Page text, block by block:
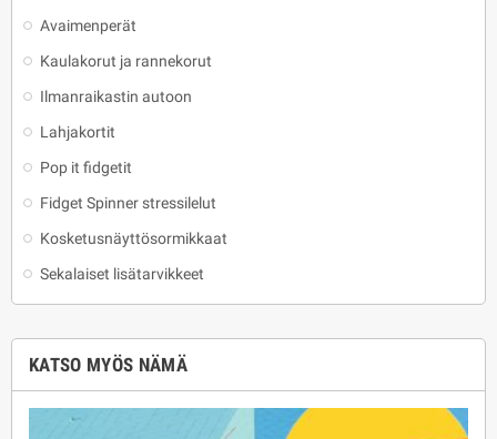
Avaimenperät
Kaulakorut ja rannekorut
Ilmanraikastin autoon
Lahjakortit
Pop it fidgetit
Fidget Spinner stressilelut
Kosketusnäyttösormikkaat
Sekalaiset lisätarvikkeet
KATSO MYÖS NÄMÄ